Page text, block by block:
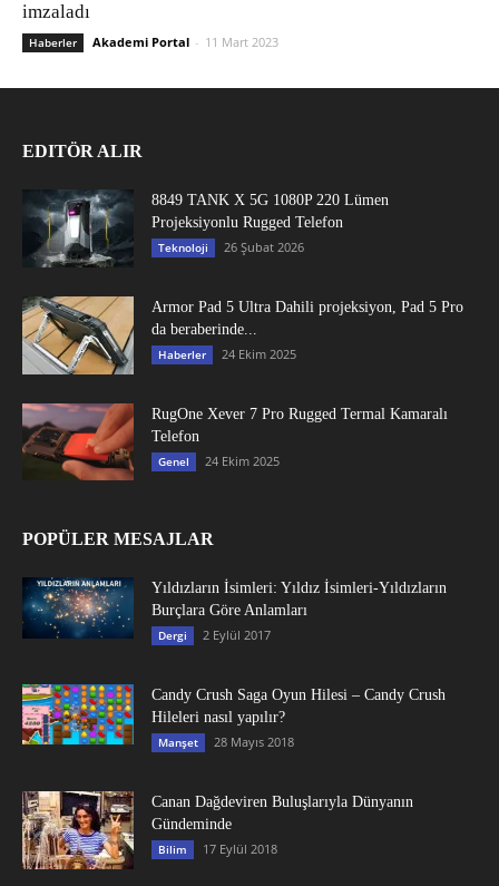
imzaladı
Haberler Akademi Portal - 11 Mart 2023
EDITÖR ALIR
8849 TANK X 5G 1080P 220 Lümen
Projeksiyonlu Rugged Telefon
Teknoloji 26 Şubat 2026
Armor Pad 5 Ultra Dahili projeksiyon, Pad 5 Pro
da beraberinde...
Haberler 24 Ekim 2025
RugOne Xever 7 Pro Rugged Termal Kamaralı
Telefon
Genel 24 Ekim 2025
POPÜLER MESAJLAR
Yıldızların İsimleri: Yıldız İsimleri-Yıldızların
Burçlara Göre Anlamları
Dergi 2 Eylül 2017
Candy Crush Saga Oyun Hilesi – Candy Crush
Hileleri nasıl yapılır?
Manşet 28 Mayıs 2018
Canan Dağdeviren Buluşlarıyla Dünyanın
Gündeminde
Bilim 17 Eylül 2018